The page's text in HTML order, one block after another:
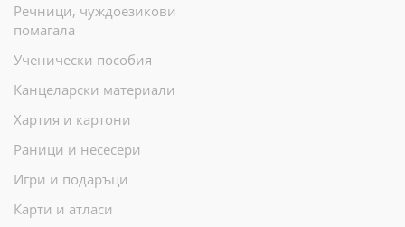
Речници, чуждоезикови
помагала
Ученически пособия
Канцеларски материали
Хартия и картони
Раници и несесери
Игри и подаръци
Карти и атласи